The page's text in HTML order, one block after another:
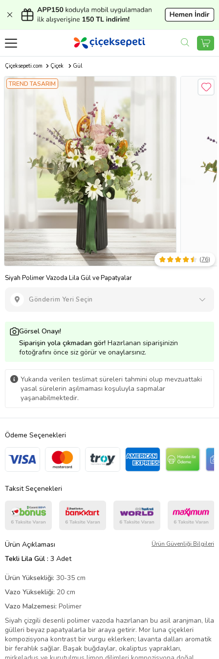
Çiçeksepeti.com Çiçek Gül
TREND TASARIM
Siyah Polimer Vazoda Lila Gül ve Papatyalar
(76)
Gönderim Yeri Seçin
Görsel Onayı!
Siparişin yola çıkmadan gör! Hazırlanan siparişinizin
fotoğrafını önce siz görür ve onaylarsınız.
Yukarıda verilen teslimat süreleri tahmini olup mevzuattaki
yasal sürelerin aşılmaması koşuluyla sapmalar
yaşanabilmektedir.
Ödeme Seçenekleri
Taksit Seçenekleri
Ürün Açıklaması Ürün Güvenliği Bilgileri
Tekli Lila Gül : 3 Adet
Ürün Yüksekliği: 30-35 cm
Vazo Yüksekliği: 20 cm
Vazo Malzemesi: Polimer
Siyah çizgili desenli polimer vazoda hazırlanan bu asil aranjman, lila
gülleri beyaz papatyalarla bir araya getirir. Mor luna çiçekleri
kompozisyona kontrast bir vurgu eklerken; lavanta dalları aromatik
bir ferahlık sağlar. Başak buğdaylar, okaliptus yaprakları,